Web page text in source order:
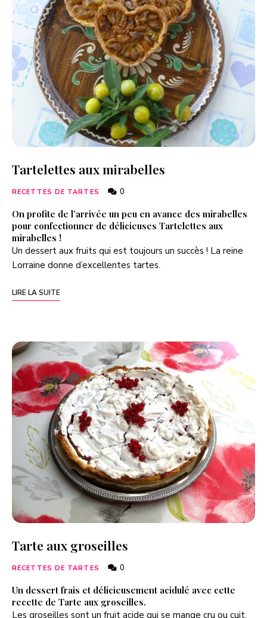
Tartelettes aux mirabelles
RECETTES DE TARTES 0
On profite de l’arrivée un peu en avance des mirabelles
pour confectionner de délicieuses Tartelettes aux
mirabelles !
Un dessert aux fruits qui est toujours un succès ! La reine
Lorraine donne d’excellentes tartes.
LIRE LA SUITE
Tarte aux groseilles
RECETTES DE TARTES 0
Un dessert frais et délicieusement acidulé avec cette
recette de Tarte aux groseilles.
Les groseilles sont un fruit acide qui se mange cru ou cuit.